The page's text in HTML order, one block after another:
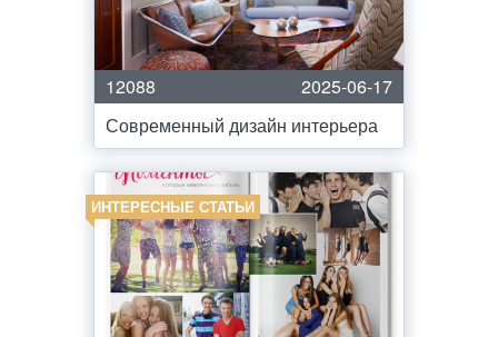
12088
2025-06-17
Современный дизайн интерьера
ИНТЕРЕСНЫЕ СТАТЬИ